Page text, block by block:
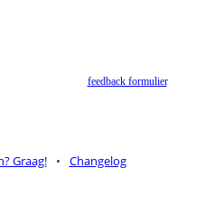
feedback formulier.
Graag! • Changelog